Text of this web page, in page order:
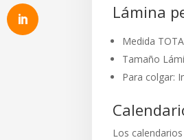
Lámina
Medida
Tamaño
Para colgar:
Los